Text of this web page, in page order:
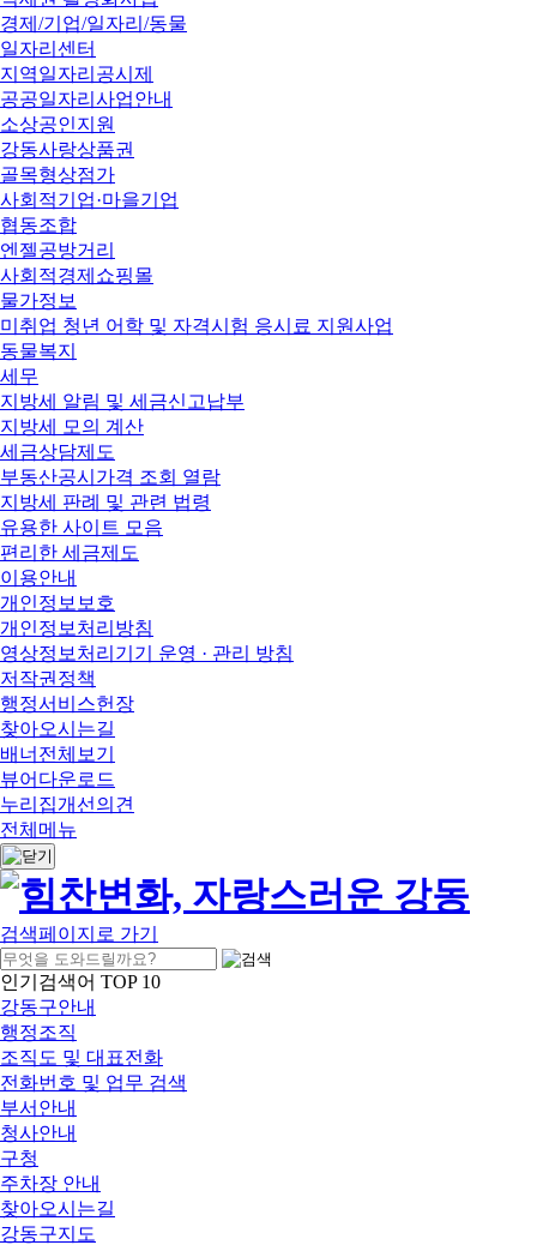
경제/기업/일자리/동물
일자리센터
지역일자리공시제
공공일자리사업안내
소상공인지원
강동사랑상품권
골목형상점가
사회적기업·마을기업
협동조합
엔젤공방거리
사회적경제쇼핑몰
물가정보
미취업 청년 어학 및 자격시험 응시료 지원사업
동물복지
세무
지방세 알림 및 세금신고납부
지방세 모의 계산
세금상담제도
부동산공시가격 조회 열람
지방세 판례 및 관련 법령
유용한 사이트 모음
편리한 세금제도
이용안내
개인정보보호
개인정보처리방침
영상정보처리기기 운영 · 관리 방침
저작권정책
행정서비스헌장
찾아오시는길
배너전체보기
뷰어다운로드
누리집개선의견
전체메뉴
검색페이지로 가기
인기검색어 TOP 10
강동구안내
행정조직
조직도 및 대표전화
전화번호 및 업무 검색
부서안내
청사안내
구청
주차장 안내
찾아오시는길
강동구지도